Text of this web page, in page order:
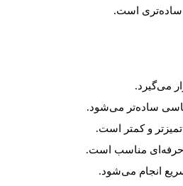
می‌گیرد.
شاسی ساده‌تر می‌شود.
و کمتر است.